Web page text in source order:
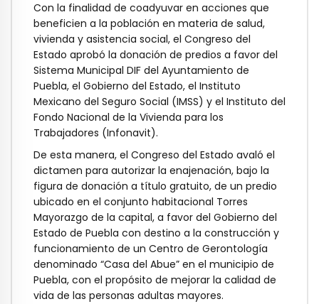
Con la finalidad de coadyuvar en acciones que
beneficien a la población en materia de salud,
vivienda y asistencia social, el Congreso del
Estado aprobó la donación de predios a favor del
Sistema Municipal DIF del Ayuntamiento de
Puebla, el Gobierno del Estado, el Instituto
Mexicano del Seguro Social (IMSS) y el Instituto del
Fondo Nacional de la Vivienda para los
Trabajadores (Infonavit).
De esta manera, el Congreso del Estado avaló el
dictamen para autorizar la enajenación, bajo la
figura de donación a título gratuito, de un predio
ubicado en el conjunto habitacional Torres
Mayorazgo de la capital, a favor del Gobierno del
Estado de Puebla con destino a la construcción y
funcionamiento de un Centro de Gerontología
denominado “Casa del Abue” en el municipio de
Puebla, con el propósito de mejorar la calidad de
vida de las personas adultas mayores.